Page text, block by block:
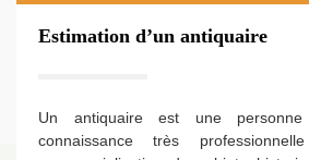
Estimation d’un antiquaire
Un antiquaire est une
connaissance très